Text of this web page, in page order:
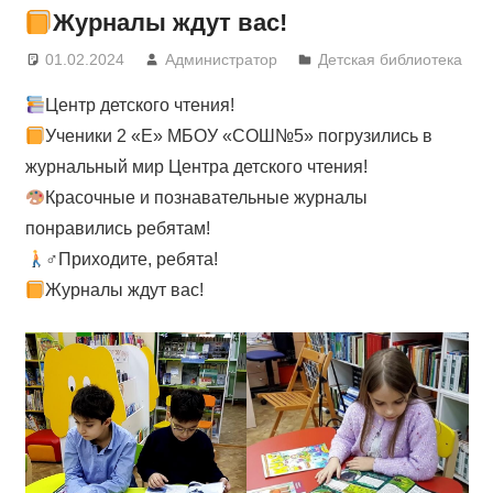
Журналы ждут вас!
01.02.2024 Администратор Детская библиотека
Центр детского чтения!
Ученики 2 «Е» МБОУ «СОШ№5» погрузились в
журнальный мир Центра детского чтения!
Красочные и познавательные журналы
понравились ребятам!
‍♂Приходите, ребята!
Журналы ждут вас!